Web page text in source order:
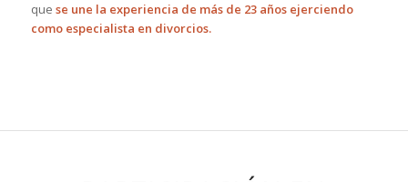
que se une la experiencia de más de 23 años ejerciendo
como especialista en divorcios.